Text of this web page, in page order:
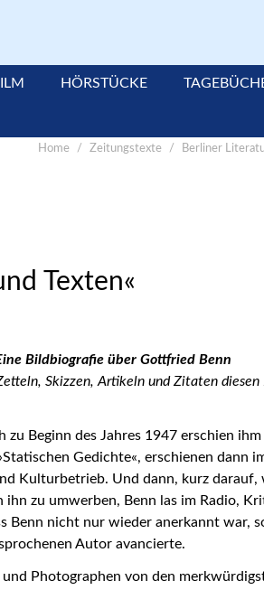
HÖRSTÜCKE
Home Zeitungstexte Berliner
Texten«
Bildbiografie über Gottfried Benn
Skizzen, Artikeln und Zitaten
Beginn des Jahres 1947 erschien
Gedichte«, erschienen dann
Kulturbetrieb. Und dann, kurz darauf,
zu umwerben, Benn las im Radio,
nicht nur wieder anerkannt war,
Autor avancierte.
Photographen von den